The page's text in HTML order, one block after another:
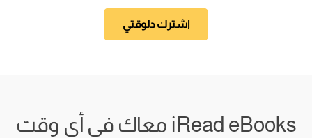
اشترك دلوقتي
iRead eBooks معاك في أي وقت